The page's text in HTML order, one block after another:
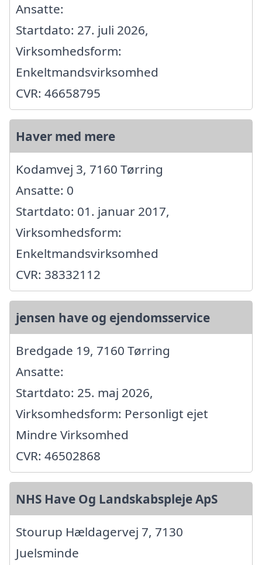
Ansatte:
Startdato: 27. juli 2026,
Virksomhedsform:
Enkeltmandsvirksomhed
CVR: 46658795
Haver med mere
Kodamvej 3, 7160 Tørring
Ansatte: 0
Startdato: 01. januar 2017,
Virksomhedsform:
Enkeltmandsvirksomhed
CVR: 38332112
jensen have og ejendomsservice
Bredgade 19, 7160 Tørring
Ansatte:
Startdato: 25. maj 2026,
Virksomhedsform: Personligt ejet
Mindre Virksomhed
CVR: 46502868
NHS Have Og Landskabspleje ApS
Stourup Hældagervej 7, 7130
Juelsminde